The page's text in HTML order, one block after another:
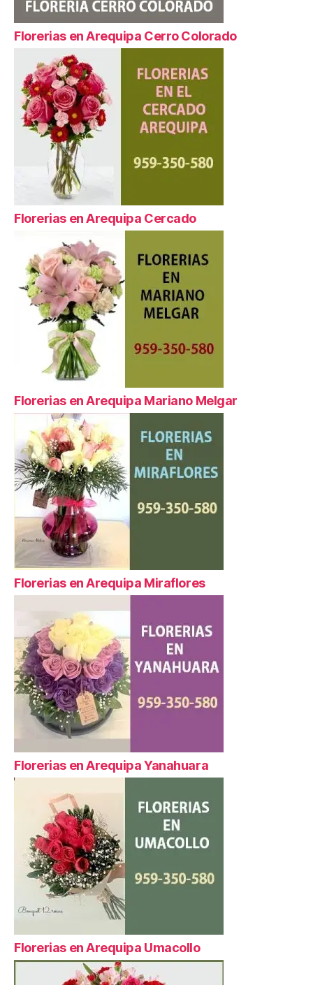
Florerias en Arequipa Cerro Colorado
Florerias en Arequipa Cercado
Florerias en Arequipa Mariano Melgar
Florerias en Arequipa Miraflores
Florerias en Arequipa Yanahuara
Florerias en Arequipa Umacollo